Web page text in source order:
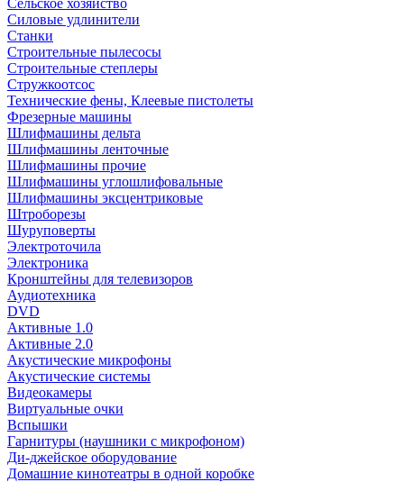
Сельское хозяйство
Силовые удлинители
Станки
Строительные пылесосы
Строительные степлеры
Стружкоотсос
Технические фены, Клеевые пистолеты
Фрезерные машины
Шлифмашины дельта
Шлифмашины ленточные
Шлифмашины прочие
Шлифмашины углошлифовальные
Шлифмашины эксцентриковые
Штроборезы
Шуруповерты
Электроточила
Электроника
Кронштейны для телевизоров
Аудиотехника
DVD
Активные 1.0
Активные 2.0
Акустические микрофоны
Акустические системы
Видеокамеры
Виртуальные очки
Вспышки
Гарнитуры (наушники с микрофоном)
Ди-джейское оборудование
Домашние кинотеатры в одной коробке